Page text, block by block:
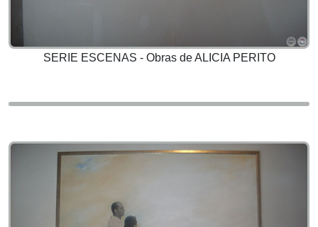
SERIE ESCENAS - Obras de ALICIA PERITO